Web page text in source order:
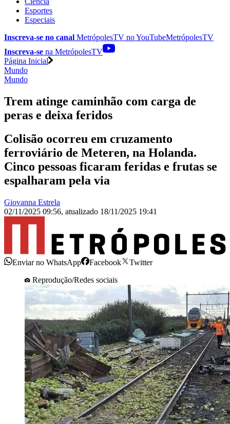
Esportes
Especiais
Inscreva-se no canal MetrópolesTV noYouTubeMetrópolesTV
Inscreva-se na MetrópolesTV
Página Inicial
Mundo
Mundo
Trem atinge caminhão com carga de
peras e deixa feridos
Colisão ocorreu em cruzamento
ferroviário de Meteren, na Holanda.
Cinco pessoas ficaram feridas e frutas se
espalharam pela via
Giovanna Estrela
02/11/2025 09:56, atualizado 18/11/2025 19:41
Enviar no WhatsApp Facebook
Twitter
Reprodução/Redes sociais